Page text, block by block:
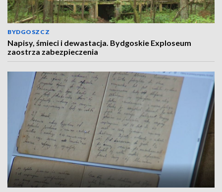
BYDGOSZCZ
Napisy, śmieci i dewastacja. Bydgoskie Exploseum
zaostrza zabezpieczenia